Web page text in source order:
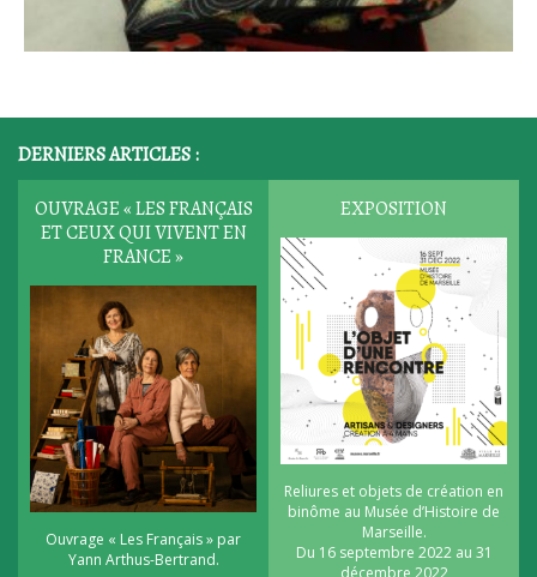
DERNIERS ARTICLES :
OUVRAGE « LES FRANÇAIS
ET CEUX QUI VIVENT EN
FRANCE »
Ouvrage « Les Français » par
Yann Arthus-Bertrand.
EXPOSITION
Reliures et objets de création en
binôme au Musée d’Histoire de
Marseille.
Du 16 septembre 2022 au 31